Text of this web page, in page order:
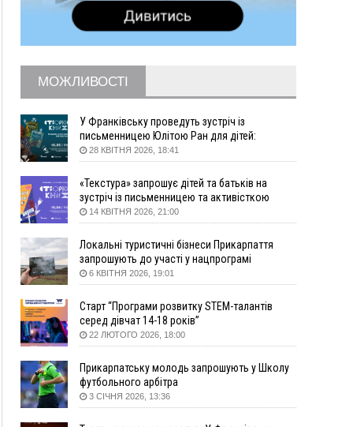
5 «тихих» хвороб, які виявляє профілактичне
обстеження
13:30
ФОТО На Надрічній тривають останні
приготування до нового руху
12:57
У Франківську зафіксували найбільшу спеку за
всю історію спостережень
12:24
Лікування наркоманії Київ: чому важливо
розпочати терапію якомога раніше
12:00
Франківця, який у Косові викрав за магазину
5 років
11:50
Податкова передасть в Міноборони для
"Оберегу" дані про чоловіків 18–60 років
11:20
Водійка, яку на Сухомлинського побив інший
керманич, відмовилася від обвинувачення —
справу закрили
серпня зафіксували рекордну спеку
10:02
Змушував надсилати інтимні фото: на
Прикарпатті затримали підозрюваного у
розбещенні малолітньої
09:22
АМКУ розпочав справу проти Гвіздецької
селищної ради через різні ставки земельного
податку
МОЖЛИВОСТІ
У Франківську проведуть зустріч із
письменницею Юлітою Ран для дітей:
говоритимуть про серію книг про Мавку
28 КВІТНЯ 2026, 18:41
«Текстура» запрошує дітей та батьків на
зустріч із письменницею та активісткою
Анною Повх
14 КВІТНЯ 2026, 21:00
Локальні туристичні бізнеси Прикарпаття
запрошують до участі у нацпрограмі
«Подорож до себе»
6 КВІТНЯ 2026, 19:01
Старт “Програми розвитку STEM-талантів
серед дівчат 14-18 років”
22 ЛЮТОГО 2026, 18:00
Прикарпатську молодь запрошують у Школу
футбольного арбітра
3 СІЧНЯ 2026, 13:36